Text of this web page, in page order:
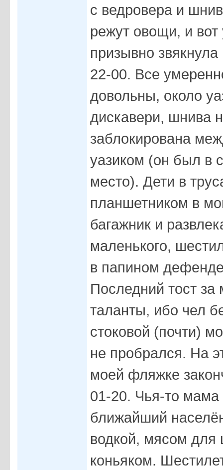
с ведровера и
режут овощи, и вот
призывно звякнула
22-00. Все
довольны, около
дискавери, шнива
заблокирована
уазиком (он был в
место). Дети в
планшетником в
багажник и
маленького,
в папином
Последний тост
таланты, ибо чел
стоковой (почти)
не пробрался. На
моей фляжке
01-20. Чья-то
ближайший
водкой, мясом
коньяком.